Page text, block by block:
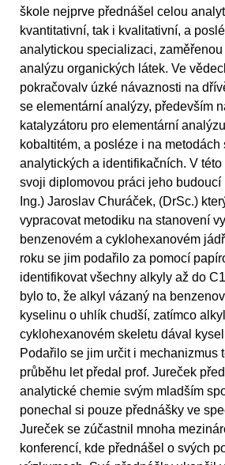
škole nejprve přednášel celou
kvantitativní, tak i kvalitativní, a
analytickou specializaci,
analýzu organických látek. Ve
pokračovalv úzké návaznosti na
se elementární analýzy, především
katalyzátoru pro elementární
kobaltitém, a posléze i na metodách
analytických a identifikačních. V této
svoji diplomovou práci jeho budoucí
Ing.) Jaroslav Churáček, (DrSc.)
vypracovat metodiku na stanovení
benzenovém a cyklohexanovém
roku se jim podařilo za pomocí
identifikovat všechny alkyly až do
bylo to, že alkyl vázaný na
kyselinu o uhlík chudší, zatímco
cyklohexanovém skeletu dával
Podařilo se jim určit i mechanizmus
průběhu let předal prof. Jureček
analytické chemie svým mladším
ponechal si pouze přednášky ve
Jureček se zúčastnil mnoha
konferencí, kde přednášel o svých